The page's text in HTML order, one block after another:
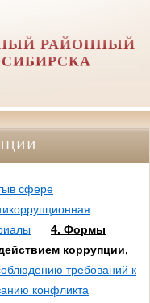
РАЙОННЫЙ
сфере
4. Формы
коррупции,
требований к
конфликта